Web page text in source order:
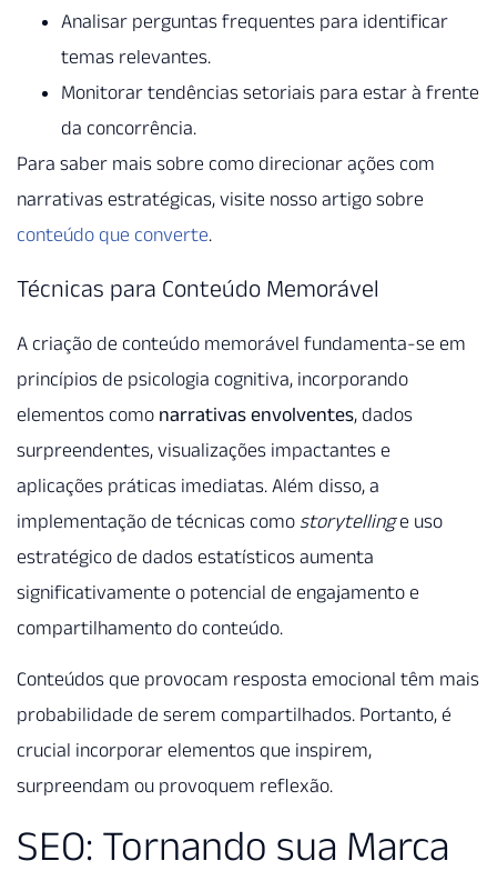
Analisar perguntas frequentes para identificar
temas relevantes.
Monitorar tendências setoriais para estar à frente
da concorrência.
Para saber mais sobre como direcionar ações com
narrativas estratégicas, visite nosso artigo sobre
conteúdo que converte.
Técnicas para Conteúdo Memorável
A criação de conteúdo memorável fundamenta-se em
princípios de psicologia cognitiva, incorporando
elementos como narrativas envolventes, dados
surpreendentes, visualizações impactantes e
aplicações práticas imediatas. Além disso, a
implementação de técnicas como storytellinge uso
estratégico de dados estatísticos aumenta
significativamente o potencial de engajamento e
compartilhamento do conteúdo.
Conteúdos que provocam resposta emocional têm mais
probabilidade de serem compartilhados. Portanto, é
crucial incorporar elementos que inspirem,
surpreendam ou provoquem reflexão.
SEO: Tornando sua Marca